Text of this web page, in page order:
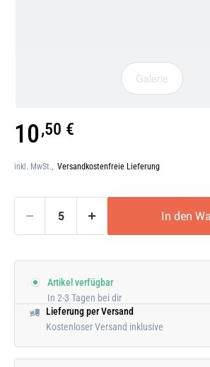
Galerie
öffnen
Galerie
10,50 €
inkl. MwSt., Versandkostenfreie Lieferung
In den
Artikel verfügbar
In 2-3 Tagen bei dir
Lieferung per Versand
Kostenloser Versand inklusive